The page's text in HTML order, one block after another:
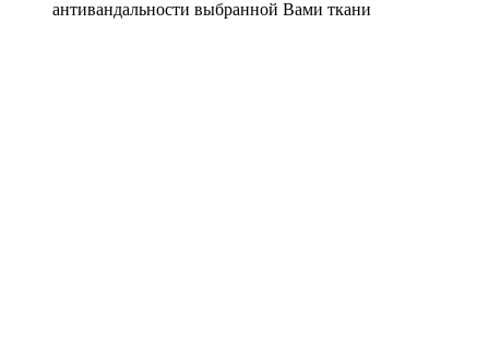
антивандальности выбранной Вами ткани